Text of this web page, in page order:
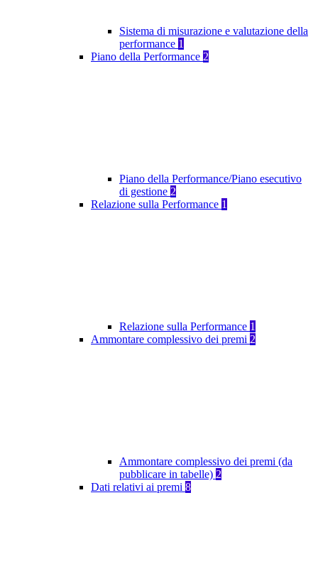
Sistema di misurazione e valutazione della
performance 1
Piano della Performance 2
Piano della Performance/Piano esecutivo
di gestione 2
Relazione sulla Performance 1
Relazione sulla Performance 1
Ammontare complessivo dei premi 2
Ammontare complessivo dei premi (da
pubblicare in tabelle) 2
Dati relativi ai premi 8